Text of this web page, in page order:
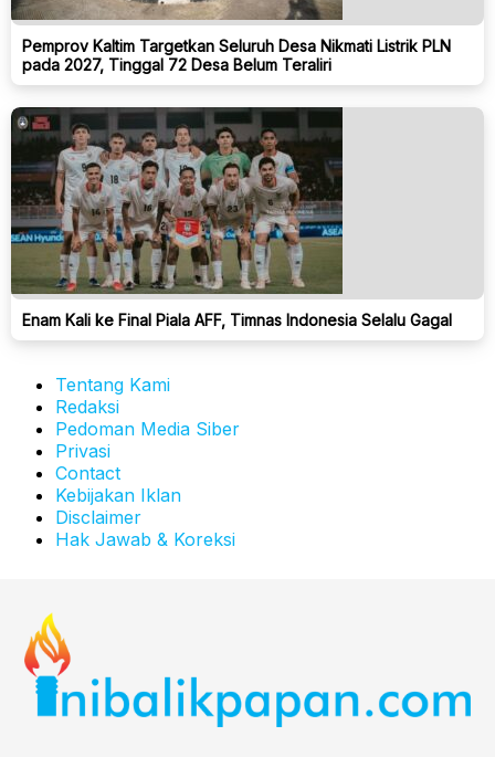
Pemprov Kaltim Targetkan Seluruh Desa Nikmati Listrik PLN
pada 2027, Tinggal 72 Desa Belum Teraliri
Enam Kali ke Final Piala AFF, Timnas Indonesia Selalu Gagal
Tentang Kami
Redaksi
Pedoman Media Siber
Privasi
Contact
Kebijakan Iklan
Disclaimer
Hak Jawab & Koreksi